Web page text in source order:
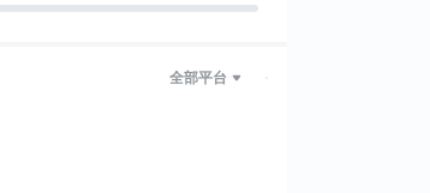
全部平台